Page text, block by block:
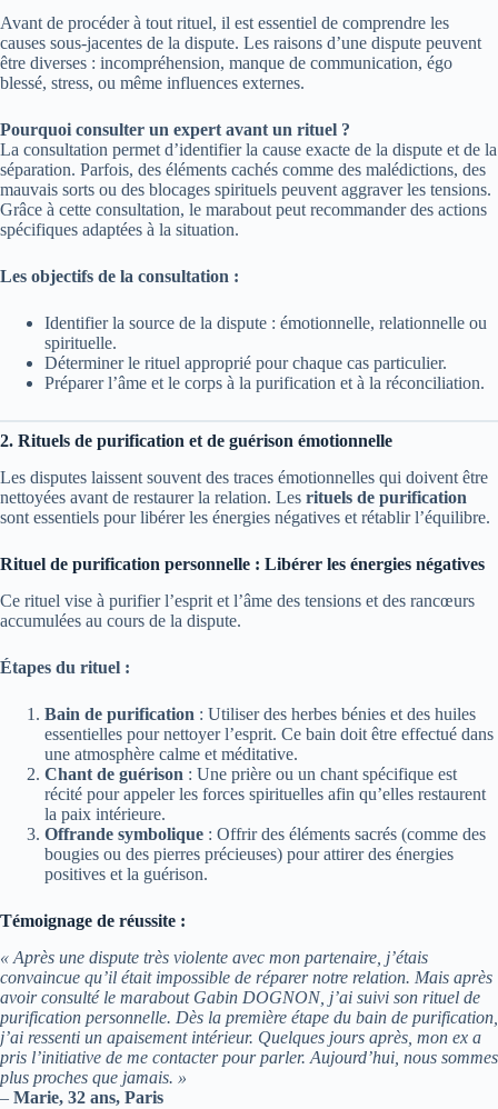
Avant de procéder à tout rituel, il est essentiel de comprendre les
causes sous-jacentes de la dispute. Les raisons d’une dispute peuvent
être diverses : incompréhension, manque de communication, égo
blessé, stress, ou même influences externes.
Pourquoi consulter un expert avant un rituel ?
La consultation permet d’identifier la cause exacte de la dispute et de la
séparation. Parfois, des éléments cachés comme des malédictions, des
mauvais sorts ou des blocages spirituels peuvent aggraver les tensions.
Grâce à cette consultation, le marabout peut recommander des actions
spécifiques adaptées à la situation.
Les objectifs de la consultation :
Identifier la source de la dispute : émotionnelle, relationnelle ou
spirituelle.
Déterminer le rituel approprié pour chaque cas particulier.
Préparer l’âme et le corps à la purification et à la réconciliation.
2. Rituels de purification et de guérison émotionnelle
Les disputes laissent souvent des traces émotionnelles qui doivent être
nettoyées avant de restaurer la relation. Les rituels de purification
sont essentiels pour libérer les énergies négatives et rétablir l’équilibre.
Rituel de purification personnelle : Libérer les énergies négatives
Ce rituel vise à purifier l’esprit et l’âme des tensions et des rancœurs
accumulées au cours de la dispute.
Étapes du rituel :
Bain de purification : Utiliser des herbes bénies et des huiles
essentielles pour nettoyer l’esprit. Ce bain doit être effectué dans
une atmosphère calme et méditative.
Chant de guérison : Une prière ou un chant spécifique est
récité pour appeler les forces spirituelles afin qu’elles restaurent
la paix intérieure.
Offrande symbolique : Offrir des éléments sacrés (comme des
bougies ou des pierres précieuses) pour attirer des énergies
positives et la guérison.
Témoignage de réussite :
« Après une dispute très violente avec mon partenaire, j’étais
convaincue qu’il était impossible de réparer notre relation. Mais après
avoir consulté le marabout Gabin DOGNON, j’ai suivi son rituel de
purification personnelle. Dès la première étape du bain de purification,
j’ai ressenti un apaisement intérieur. Quelques jours après, mon ex a
pris l’initiative de me contacter pour parler. Aujourd’hui, nous sommes
plus proches que jamais. »
– Marie, 32 ans, Paris